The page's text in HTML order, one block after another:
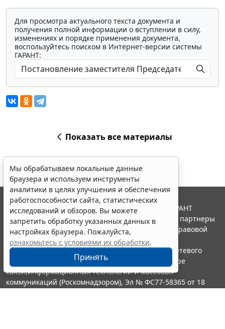
Для просмотра актуального текста документа и
получения полной информации о вступлении в силу,
изменениях и порядке применения документа,
воспользуйтесь поиском в Интернет-версии системы
ГАРАНТ:
Показать все материалы
Мы обрабатываем локальные данные
браузера и используем инструменты
аналитики в целях улучшения и обеспечения
работоспособности сайта, статистических
исследований и обзоров. Вы можете
запретить обработку указанных данных в
настройках браузера. Пожалуйста,
ознакомьтесь с условиями их обработки.
Принять
© ООО "НПП "ГАРАНТ-СЕРВИС", 2026. Система ГАРАНТ
выпускается с 1990 года. Компания "Гарант" и ее партнеры
являются участниками Российской ассоциации правовой
информации ГАРАНТ.
Портал ГАРАНТ.РУ зарегистрирован в качестве сетевого
издания Федеральной службой по надзору в сфере
связи,информационных технологий и массовых
коммуникаций (Роскомнадзором), Эл № ФС77-58365 от 18